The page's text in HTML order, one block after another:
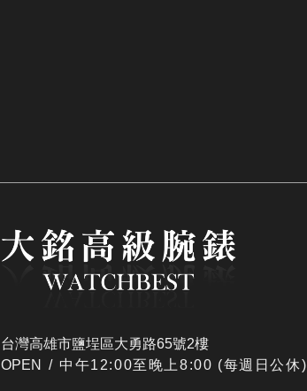
台灣高雄市鹽埕區大勇路65號2樓
OPEN / ​中午12:00至晚上8:00 (每週日公休)